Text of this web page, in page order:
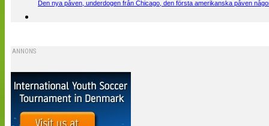
Den nya påven, underdogen från Chicago, den första amerikanska påven
ANNONS